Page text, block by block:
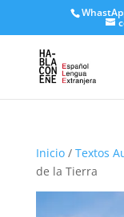
Inicio/ Textos
de la Tierra